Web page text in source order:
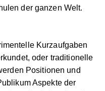
der ganzen Welt.
Kurzaufgaben
oder traditionelle
Positionen und
Aspekte der